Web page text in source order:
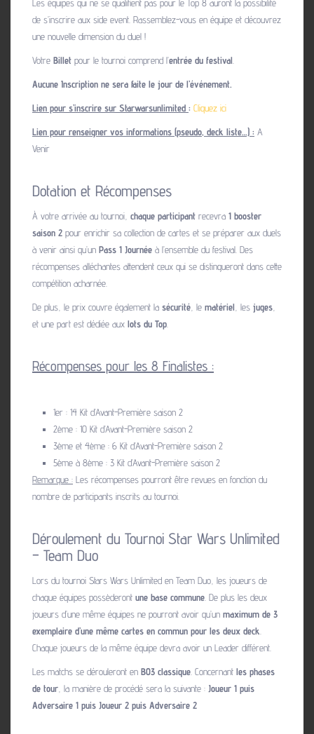
Les équipes qui ne se qualifient pas pour le Top 8 auront la possibilité
de s’inscrire aux side event. Rassemblez-vous en équipe et découvrez
une nouvelle dimension du duel !
Votre Billet pour le tournoi comprend l’entrée du festival
Aucune Inscription ne sera faite le jour de l’événement.
Lien pour s’inscrire sur Starwarsunlimited : Cliquez ici
Lien pour renseigner vos informations (pseudo, deck liste…) : A
Venir
Dotation et Récompenses
À votre arrivée au tournoi, chaque participant recevra 1 booster
saison 2 pour enrichir sa collection de cartes et se préparer aux duels
à venir ainsi qu’un Pass 1 Journée à l’ensemble du festival. Des
récompenses alléchantes attendent ceux qui se distingueront dans cette
compétition acharnée.
De plus, le prix couvre également la sécurité , le matériel , les juges
et une part est dédiée aux lots du Top
Récompenses pour les 8 Finalistes :
1er : 14 Kit d’Avant-Première saison 2
2ème : 10 Kit d’Avant-Première saison 2
3ème et 4ème : 6 Kit d’Avant-Première saison 2
5ème à 8ème : 3 Kit d’Avant-Première saison 2
Remarque : Les récompenses pourront être revues en fonction du
nombre de participants inscrits au tournoi.
Déroulement du Tournoi Star Wars Unlimited
– Team Duo
Lors du tournoi Stars Wars Unlimited en Team Duo, les joueurs de
chaque équipes possèderont une base commune . De plus les deux
joueurs d’une même équipes ne pourront avoir qu’un maximum de 3
exemplaire d’une même cartes en commun pour les deux deck
Chaque joueurs de la même équipe devra avoir un Leader différent.
Les matchs se dérouleront en BO3 classique . Concernant les phases
de tour , la manière de procédé sera la suivante : Joueur 1 puis
Adversaire 1 puis Joueur 2 puis Adversaire 2